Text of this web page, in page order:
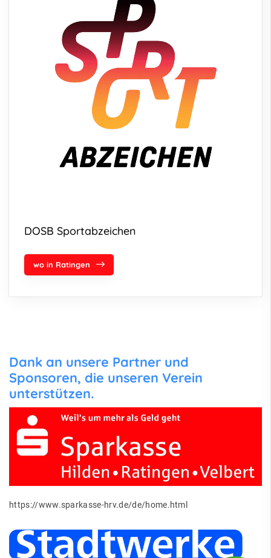
DOSB Sportabzeichen
wo in Ratingen
Dank an unsere Partner und
Sponsoren, die unseren Verein
unterstützen.
https://www.sparkasse-hrv.de/de/home.html